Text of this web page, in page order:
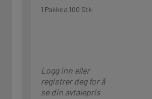
1 Pakke a 100 Stk
Logg inn eller
registrer deg for å
se din avtalepris